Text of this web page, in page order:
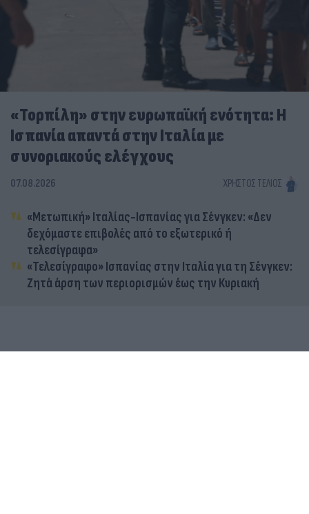
«Τορπίλη» στην ευρωπαϊκή ενότητα: Η
Ισπανία απαντά στην Ιταλία με
συνοριακούς ελέγχους
07.08.2026 ΧΡΉΣΤΟΣ ΤΈΛΙΟΣ
«Μετωπική» Ιταλίας-Ισπανίας για Σένγκεν: «Δεν
δεχόμαστε επιβολές από το εξωτερικό ή
τελεσίγραφα»
«Τελεσίγραφο» Ισπανίας στην Ιταλία για τη Σένγκεν:
Ζητά άρση των περιορισμών έως την Κυριακή